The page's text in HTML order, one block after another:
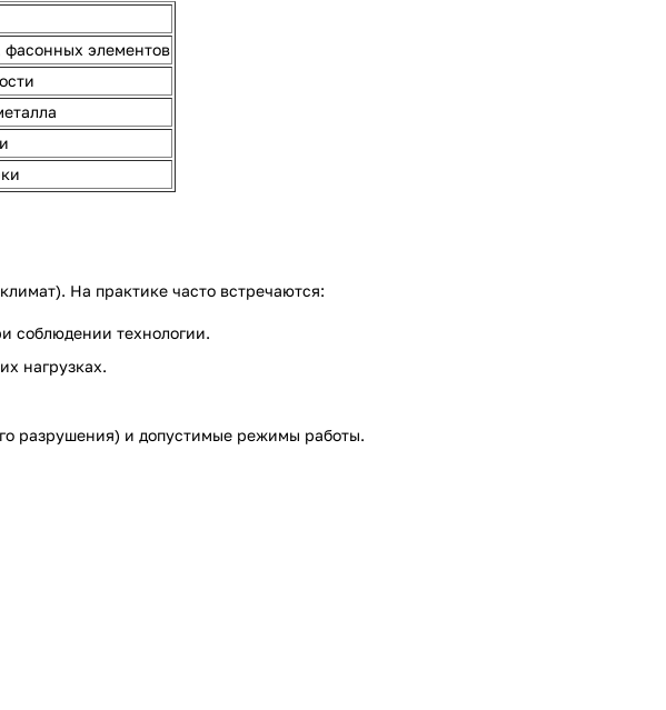
фасонных элементов
На практике часто встречаются:
соблюдении технологии.
нагрузках.
разрушения) и допустимые режимы работы.